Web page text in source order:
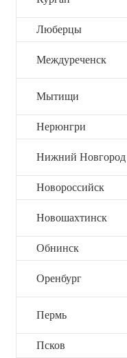
Люберцы
Междуреченск
Мытищи
Нерюнгри
Нижний Новгород
Новороссийск
Новошахтинск
Обнинск
Оренбург
Пермь
Псков